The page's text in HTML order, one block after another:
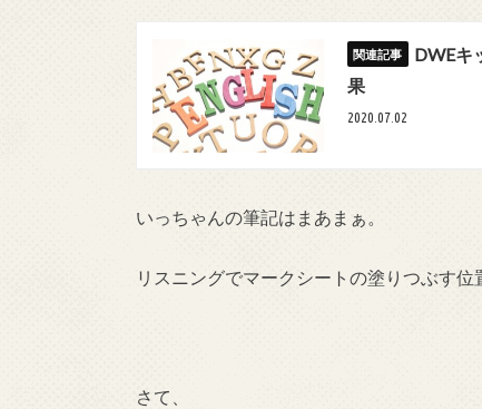
DWEキ
果
2020.07.02
いっちゃんの筆記はまあまぁ。
リスニングでマークシートの塗りつぶす位
さて、